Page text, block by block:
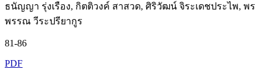
ธนัญญา รุ่งเรือง, กิตติวงค์ สาสวด, ศิริวัฒน์ จิระเดชประไพ, พร
พรรณ วีระปรียากูร
81-86
PDF